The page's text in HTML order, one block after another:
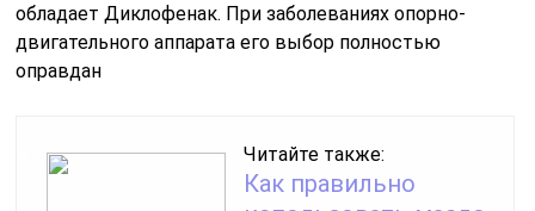
Читайте также:
Как правильно